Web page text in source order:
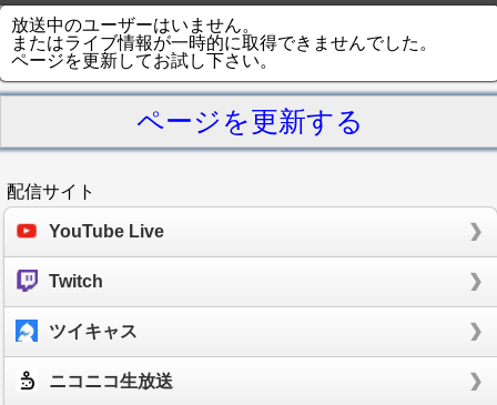
放送中のユーザーはいません。
またはライブ情報が一時的に取得できませんでした。
ページを更新してお試し下さい。
ページを更新する
配信サイト
YouTube Live
Twitch
ツイキャス
ニコニコ生放送